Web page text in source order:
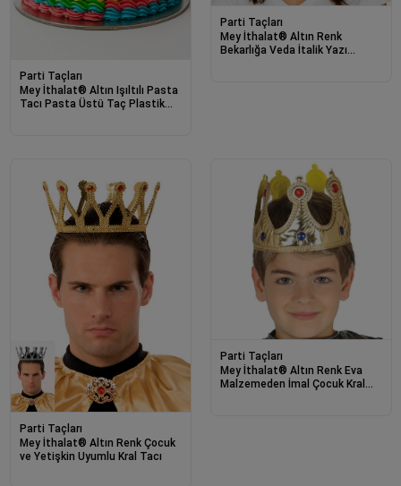
Parti Taçları
Mey İthalat® Altın Işıltılı Pasta
Tacı Pasta Üstü Taç Plastik
Parti Taçları
Mey İthalat® Altın Renk
Bekarlığa Veda İtalik Yazı
Parti Taçları
Mey İthalat® Altın Renk Çocuk
ve Yetişkin Uyumlu Kral Tacı
Parti Taçları
Mey İthalat® Altın Renk Eva
Malzemeden İmal Çocuk Kral